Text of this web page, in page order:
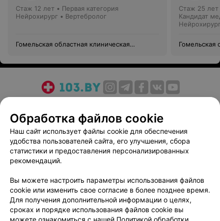
Стаж 12 лет • Первая категория
Нейрохирург • Вертебролог
Гомельская областная клиническая
Стаж 25 лет
Кандидат
отделением
Гомельская
Медицинский маркетинг
Публичный договор
Пользовательское соглашение
Способы оплаты
Вакансии
Партнеры
Написать руководителю 103.by
Персональные настройки cookie
Обработка персональных данных
Обработка файлов cookie
Наш сайт использует файлы cookie для обеспечения
удобства пользователей сайта, его улучшения, сбора
статистики и предоставления персонализированных
рекомендаций.
Вы можете настроить параметры использования файлов
cookie или изменить свое согласие в более позднее время.
Для получения дополнительной информации о целях,
сроках и порядке использования файлов cookie вы
можете ознакомиться с нашей Политикой обработки